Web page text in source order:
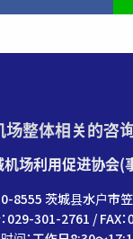
场整体相关的咨
机场利用促进协会(
8555 茨城县水户市
029-301-2761 / FAX